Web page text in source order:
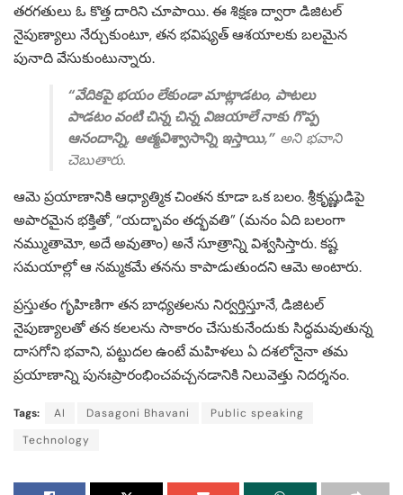
తరగతులు ఓ కొత్త దారిని చూపాయి. ఈ శిక్షణ ద్వారా డిజిటల్
నైపుణ్యాలు నేర్చుకుంటూ, తన భవిష్యత్ ఆశయాలకు బలమైన
పునాది వేసుకుంటున్నారు.
“వేదికపై భయం లేకుండా మాట్లాడటం, పాటలు
పాడటం వంటి చిన్న చిన్న విజయాలే నాకు గొప్ప
ఆనందాన్ని, ఆత్మవిశ్వాసాన్ని ఇస్తాయి,” అని భవాని
చెబుతారు.
ఆమె ప్రయాణానికి ఆధ్యాత్మిక చింతన కూడా ఒక బలం. శ్రీకృష్ణుడిపై
అపారమైన భక్తితో, “యద్భావం తద్భవతి” (మనం ఏది బలంగా
నమ్ముతామో, అదే అవుతాం) అనే సూత్రాన్ని విశ్వసిస్తారు. కష్ట
సమయాల్లో ఆ నమ్మకమే తనను కాపాడుతుందని ఆమె అంటారు.
ప్రస్తుతం గృహిణిగా తన బాధ్యతలను నిర్వర్తిస్తూనే, డిజిటల్
నైపుణ్యాలతో తన కలలను సాకారం చేసుకునేందుకు సిద్ధమవుతున్న
దాసగోని భవాని, పట్టుదల ఉంటే మహిళలు ఏ దశలోనైనా తమ
ప్రయాణాన్ని పునఃప్రారంభించవచ్చనడానికి నిలువెత్తు నిదర్శనం.
Tags: AI Dasagoni Bhavani
Public speaking
Technology